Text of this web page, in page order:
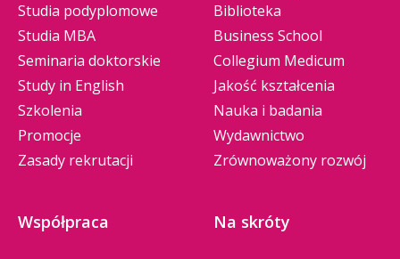
Studia podyplomowe
Studia MBA
Seminaria doktorskie
Study in English
Szkolenia
Promocje
Zasady rekrutacji
Biblioteka
Business School
Collegium Medicum
Jakość kształcenia
Nauka i badania
Wydawnictwo
Zrównoważony rozwój
Współpraca Na skróty